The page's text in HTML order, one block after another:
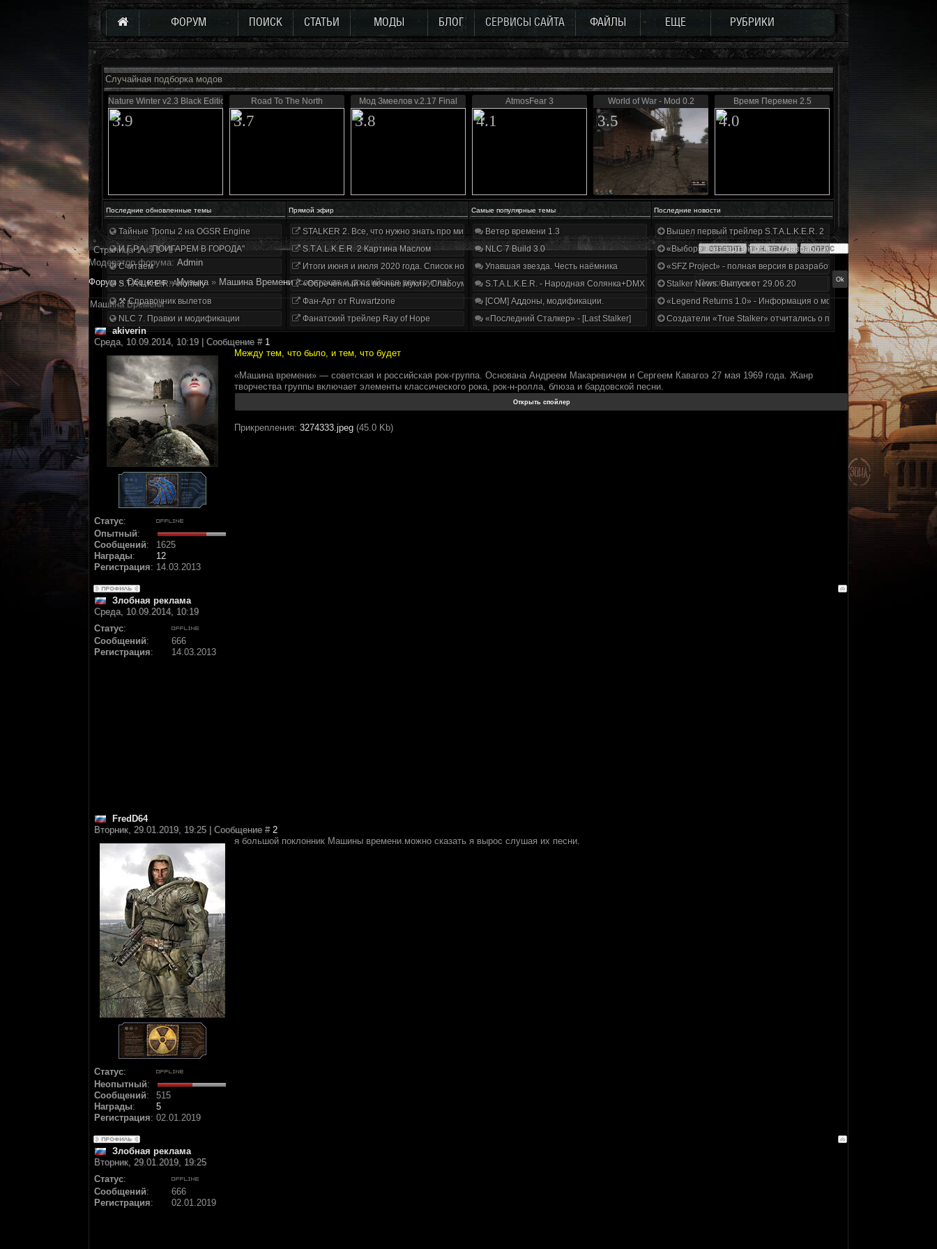
ФОРУМ ПОИСК СТАТЬИ МОДЫ БЛОГ СЕРВИСЫ САЙТА ФАЙЛЫ ЕЩЕ РУБРИКИ
Случайная подборка модов
Nature Winter v2.3 Black Edition
3.9
Road To The North
3.7
Мод Змеелов v.2.17 Final
3.8
AtmosFear 3
4.1
World of War - Mod 0.2
3.5
Время Перемен 2.5
4.0
Последние обновленные темы Прямой эфир Самые популярные темы Последние новости
Тайные Тропы 2 на OGSR Engine
И.Г.Р.А. "ПОИГАРЕМ В ГОРОДА"
Считаем
S.T.A.L.K.E.R. Anomaly
⚒ Справочник вылетов
NLC 7. Правки и модификации
STALKER 2. Все, что нужно знать про мир, геймплей и сюжет | Разбор трейлера
S.T.A.L.K.E.R. 2 Картина Маслом
Итоги июня и июля 2020 года. Список нововведений
«Обречённый на вечные муки». Слабоумие и отвага
Фан-Арт от Ruwartzone
Фанатский трейлер Ray of Hope
Ветер времени 1.3
NLC 7 Build 3.0
Упавшая звезда. Честь наёмника
S.T.A.L.K.E.R. - Народная Солянка+DMX 1.3.5.ООП.МА.К.
[COM] Аддоны, модификации.
«Последний Сталкер» - [Last Stalker]
Вышел первый трейлер S.T.A.L.K.E.R. 2
«Выбор» - четвертый отчет о разработке!
«SFZ Project» - полная версия в разработке!
Stalker News. Выпуск от 29.06.20
«Legend Returns 1.0» - Информация о моде за июнь 2020
Создатели «True Stalker» отчитались о проделанной работе
Страница1из1
1
Модератор форума: Аdmin
Форум » Общение » Музыка » Машина Времени (советская и российская рок-группа)
Машина Времени
akiverin
Среда, 10.09.2014, 10:19 | Сообщение # 1
Статус:
Опытный:
Сообщений:
1625
Награды:
12
Регистрация: 14.03.2013
Между тем, что было, и тем, что будет
«Машина времени» — советская и российская рок-группа. Основана Андреем Макаревичем и Сергеем Кавагоэ 27 мая 1969 года. Жанр
творчества группы включает элементы классического рока, рок-н-ролла, блюза и бардовской песни.
Прикрепления: 3274333.jpeg (45.0 Kb)
Злобная реклама
Среда, 10.09.2014, 10:19
Статус:
Сообщений:
666
Регистрация: 14.03.2013
FredD64
Вторник, 29.01.2019, 19:25 | Сообщение # 2
Статус:
Неопытный:
Сообщений:
515
Награды:
5
Регистрация: 02.01.2019
я большой поклонник Машины времени.можно сказать я вырос слушая их песни.
Злобная реклама
Вторник, 29.01.2019, 19:25
Статус:
Сообщений:
666
Регистрация: 02.01.2019